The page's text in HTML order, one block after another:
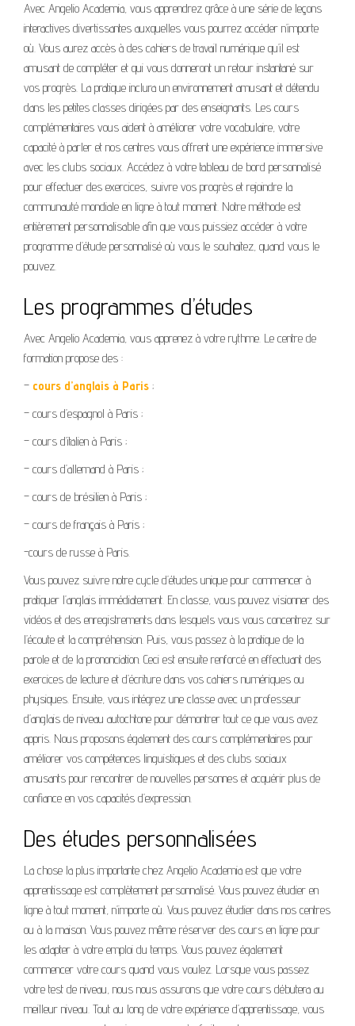
Avec Angelio Academia, vous apprendrez grâce à une série de leçons
interactives divertissantes auxquelles vous pourrez accéder n’importe
où. Vous aurez accès à des cahiers de travail numérique qu’il est
amusant de compléter et qui vous donneront un retour instantané sur
vos progrès. La pratique inclura un environnement amusant et détendu
dans les petites classes dirigées par des enseignants. Les cours
complémentaires vous aident à améliorer votre vocabulaire, votre
capacité à parler et nos centres vous offrent une expérience immersive
avec les clubs sociaux. Accédez à votre tableau de bord personnalisé
pour effectuer des exercices, suivre vos progrès et rejoindre la
communauté mondiale en ligne à tout moment. Notre méthode est
entièrement personnalisable afin que vous puissiez accéder à votre
programme d’étude personnalisé où vous le souhaitez, quand vous le
pouvez.
Les programmes d’études
Avec Angelio Academia, vous apprenez à votre rythme. Le centre de
formation propose des :
– cours d’anglais à Paris ;
– cours d’espagnol à Paris ;
– cours d’italien à Paris ;
– cours d’allemand à Paris ;
– cours de brésilien à Paris ;
– cours de français à Paris ;
-cours de russe à Paris.
Vous pouvez suivre notre cycle d’études unique pour commencer à
pratiquer l’anglais immédiatement. En classe, vous pouvez visionner des
vidéos et des enregistrements dans lesquels vous vous concentrez sur
l’écoute et la compréhension. Puis, vous passez à la pratique de la
parole et de la prononciation. Ceci est ensuite renforcé en effectuant des
exercices de lecture et d’écriture dans vos cahiers numériques ou
physiques. Ensuite, vous intégrez une classe avec un professeur
d’anglais de niveau autochtone pour démontrer tout ce que vous avez
appris. Nous proposons également des cours complémentaires pour
améliorer vos compétences linguistiques et des clubs sociaux
amusants pour rencontrer de nouvelles personnes et acquérir plus de
confiance en vos capacités d’expression.
Des études personnalisées
La chose la plus importante chez Angelio Academia est que votre
apprentissage est complètement personnalisé. Vous pouvez étudier en
ligne à tout moment, n’importe où. Vous pouvez étudier dans nos centres
ou à la maison. Vous pouvez même réserver des cours en ligne pour
les adapter à votre emploi du temps. Vous pouvez également
commencer votre cours quand vous voulez. Lorsque vous passez
votre test de niveau, nous nous assurons que votre cours débutera au
meilleur niveau. Tout au long de votre expérience d’apprentissage, vous